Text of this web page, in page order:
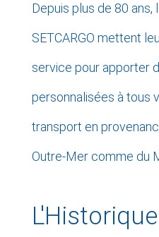
Depuis plus de 80 ans,
SETCARGO mettent
service pour apporter
personnalisées à tous
transport en
Outre-Mer comme du
L'Historique